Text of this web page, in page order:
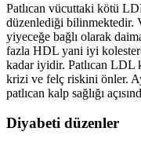
Patlıcan vücuttaki kötü
düzenlediği bilinmektedir.
yiyeceğe bağlı olarak
fazla HDL yani iyi
kadar iyidir. Patlıcan LDL
krizi ve felç riskini önler.
patlıcan kalp sağlığı
Diyabeti düzenler